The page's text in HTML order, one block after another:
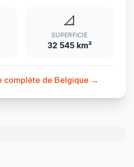
📐
SUPERFICIE
32 545 km²
de Belgique →